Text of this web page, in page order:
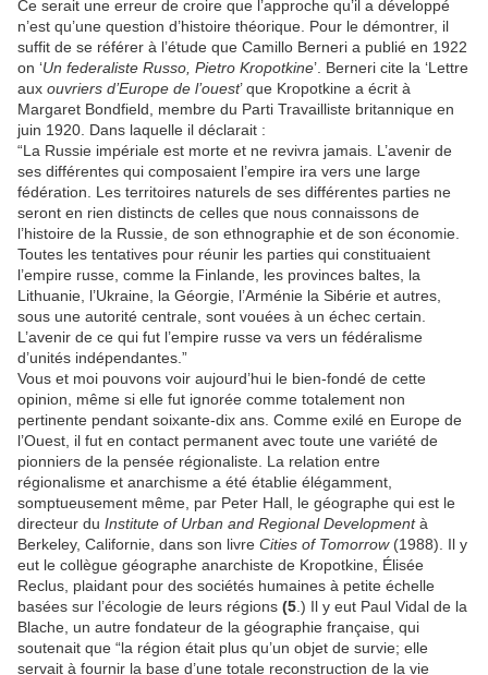
Ce serait une erreur de croire que l’approche qu’il a développé
n’est qu’une question d’histoire théorique. Pour le démontrer, il
suffit de se référer à l’étude que Camillo Berneri a publié en 1922
on ‘Un federaliste Russo, Pietro Kropotkine’. Berneri cite la ‘Lettre
aux ouvriers d’Europe de l’ouest’ que Kropotkine a écrit à
Margaret Bondfield, membre du Parti Travailliste britannique en
juin 1920. Dans laquelle il déclarait :
“La Russie impériale est morte et ne revivra jamais. L’avenir de
ses différentes qui composaient l’empire ira vers une large
fédération. Les territoires naturels de ses différentes parties ne
seront en rien distincts de celles que nous connaissons de
l’histoire de la Russie, de son ethnographie et de son économie.
Toutes les tentatives pour réunir les parties qui constituaient
l’empire russe, comme la Finlande, les provinces baltes, la
Lithuanie, l’Ukraine, la Géorgie, l’Arménie la Sibérie et autres,
sous une autorité centrale, sont vouées à un échec certain.
L’avenir de ce qui fut l’empire russe va vers un fédéralisme
d’unités indépendantes.”
Vous et moi pouvons voir aujourd’hui le bien-fondé de cette
opinion, même si elle fut ignorée comme totalement non
pertinente pendant soixante-dix ans. Comme exilé en Europe de
l’Ouest, il fut en contact permanent avec toute une variété de
pionniers de la pensée régionaliste. La relation entre
régionalisme et anarchisme a été établie élégamment,
somptueusement même, par Peter Hall, le géographe qui est le
directeur du Institute of Urban and Regional Developmentà
Berkeley, Californie, dans son livre Cities of Tomorrow(1988). Il y
eut le collègue géographe anarchiste de Kropotkine, Élisée
Reclus, plaidant pour des sociétés humaines à petite échelle
basées sur l’écologie de leurs régions (5 .) Il y eut Paul Vidal de la
Blache, un autre fondateur de la géographie française, qui
soutenait que “la région était plus qu’un objet de survie; elle
servait à fournir la base d’une totale reconstruction de la vie